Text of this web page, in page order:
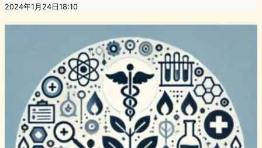
2024年1月24日18:10